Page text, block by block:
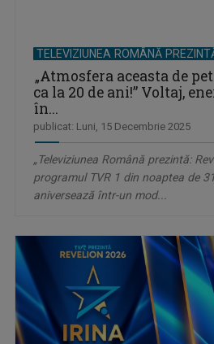
TELEVIZIUNEA ROMÂNĂ
„Atmosfera aceasta de
ca la 20 de ani!” Voltaj,
în...
publicat: Luni, 15 Decembrie 2025
„Televiziunea Română prezintă:
programul TVR 1 din noaptea de
aniversează într-un mod...